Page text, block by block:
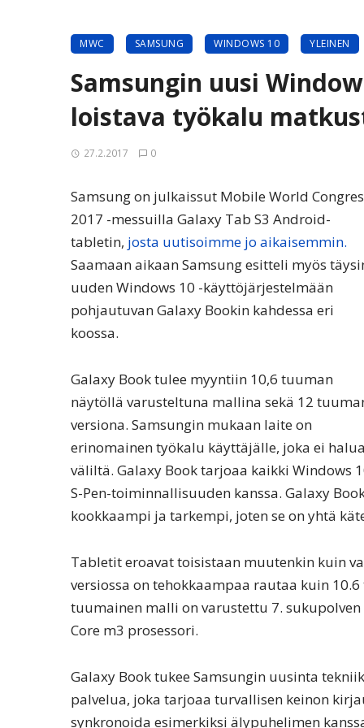
MWC SAMSUNG WINDOWS 10 YLEINEN
Samsungin uusi
loistava työkalu
27.2.2017 0
Samsung on julkaissut Mobile World
2017 -messuilla Galaxy Tab S3 Android-
tabletin, josta uutisoimme jo aikaisemmin.
Saamaan aikaan Samsung esitteli myös
uuden Windows 10 -käyttöjärjestelmään
pohjautuvan Galaxy Bookin kahdessa eri
koossa.
Galaxy Book tulee myyntiin 10,6 tuuman
näytöllä varusteltuna mallina sekä 12
versiona. Samsungin mukaan laite on
erinomainen työkalu käyttäjälle, joka ei
väliltä. Galaxy Book tarjoaa kaikki
S-Pen-toiminnallisuuden kanssa. Galaxy
kookkaampi ja tarkempi, joten se on yhtä
Tabletit eroavat toisistaan muutenkin kuin
versiossa on tehokkaampaa rautaa kuin
tuumainen malli on varustettu 7.
Core m3 prosessori.
Galaxy Book tukee Samsungin uusinta
palvelua, joka tarjoaa turvallisen keinon
synkronoida esimerkiksi älypuhelimen